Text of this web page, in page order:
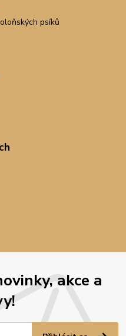
psíků
akce a